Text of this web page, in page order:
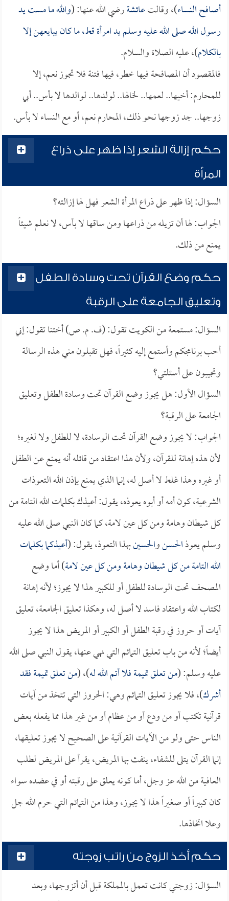
أصافح النساء)، وقالتعائشةرضي الله عنها: (والله ما مست يد
رسول الله صلى الله عليه وسلم يد امرأة قط، ما كان يبايعهن إلا
بالكلام)، عليه الصلاة والسلام.
فالمقصود أن المصافحة فيها خطر، فيها فتنة فلا تجوز نعم، إلا
للمحارم: أخيها.. لعمها.. لخالها.. لولدها.. لوالدها لا بأس.. أبي
زوجها.. جد زوجها نحو ذلك، المحارم نعم، أو مع النساء لا بأس.
حكم إزالة الشعر إذا ظهر على ذراع
المرأة
السؤال: إذا ظهر على ذراع المرأة الشعر فهل لها إزالته؟
الجواب: لها أن تزيله من ذراعها ومن ساقها لا بأس، لا نعلم شيئاً
يمنع من ذلك.
حكم وضع القرآن تحت وسادة الطفل
وتعليق الجامعة على الرقبة
السؤال: مستمعة من الكويت تقول: (ف. م. ص) أختنا تقول: إني
أحب برنامجكم وأستمع إليه كثيراً، فهل تقبلون مني هذه الرسالة
وتجيبون على أسئلتي؟
السؤال الأول: هل يجوز وضع القرآن تحت وسادة الطفل وتعليق
الجامعة على الرقبة؟
الجواب: لا يجوز وضع القرآن تحت الوسادة، لا للطفل ولا لغيره؛
لأن هذه إهانة للقرآن، ولأن هذا اعتقاد من قائله أنه يمنع عن الطفل
أو غيره وهذا غلط لا أصل له، إنما الذي يمنع بإذن الله التعوذات
الشرعية، كون أمه أو أبوه يعوذه، يقول: أعيذك بكلمات الله التامة من
كل شيطان وهامة ومن كل عين لامة، كما كان النبي صلى الله عليه
وسلم يعوذالحسنوالحسينبهذا التعوذ، يقول: (أعيذكما بكلمات
الله التامة من كل شيطان وهامة ومن كل عين لامة) أما وضع
المصحف تحت الوسادة للطفل أو للكبير هذا لا يجوز؛ لأنه إهانة
لكتاب الله واعتقاد فاسد لا أصل له، وهكذا تعليق الجامعة، تعليق
آيات أو حروز في رقبة الطفل أو الكبير أو المريض هذا لا يجوز
أيضاً؛ لأنه من باب تعليق التمائم التي نهي عنها، يقول النبي صلى الله
عليه وسلم: (من تعلق تميمة فلا أتم الله له)، (من تعلق تميمة فقد
أشرك)، فلا يجوز تعليق التمائم وهي: الحروز التي تتخذ من آيات
قرآنية تكتب أو من ودع أو من عظام أو من غير هذا مما يفعله بعض
الناس حتى ولو من الآيات القرآنية على الصحيح لا يجوز تعليقها،
إنما القرآن يتلى للشفاء، ينفث بها المريض، يقرأ على المريض لطلب
العافية من الله عز وجل، أما كونه يعلق على رقبته أو في عضده سواء
كان كبيراً أو صغيراً هذا لا يجوز، وهذا من التمائم التي حرم الله جل
وعلا اتخاذها.
حكم أخذ الزوج من راتب زوجته
السؤال: زوجتي كانت تعمل بالمملكة قبل أن أتزوجها، وبعد